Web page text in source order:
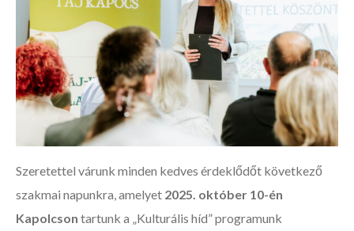
Szeretettel várunk minden kedves érdeklődőt következő
szakmai napunkra, amelyet 2025. október 10-én
Kapolcson tartunk a „Kulturális híd” programunk